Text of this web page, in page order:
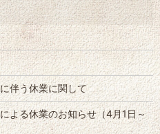
伴う休業に関して
よる休業のお知らせ（4月1日～